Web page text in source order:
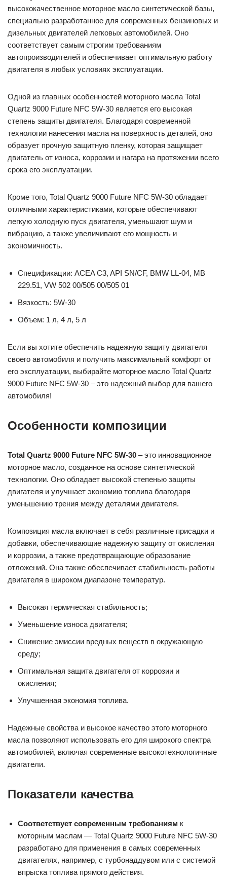
высококачественное моторное масло синтетической базы,
специально разработанное для современных бензиновых и
дизельных двигателей легковых автомобилей. Оно
соответствует самым строгим требованиям
автопроизводителей и обеспечивает оптимальную работу
двигателя в любых условиях эксплуатации.
Одной из главных особенностей моторного масла Total
Quartz 9000 Future NFC 5W-30 является его высокая
степень защиты двигателя. Благодаря современной
технологии нанесения масла на поверхность деталей, оно
образует прочную защитную пленку, которая защищает
двигатель от износа, коррозии и нагара на протяжении всего
срока его эксплуатации.
Кроме того, Total Quartz 9000 Future NFC 5W-30 обладает
отличными характеристиками, которые обеспечивают
легкую холодную пуск двигателя, уменьшают шум и
вибрацию, а также увеличивают его мощность и
экономичность.
Спецификации: ACEA C3, API SN/CF, BMW LL-04, MB
229.51, VW 502 00/505 00/505 01
Вязкость: 5W-30
Объем: 1 л, 4 л, 5 л
Если вы хотите обеспечить надежную защиту двигателя
своего автомобиля и получить максимальный комфорт от
его эксплуатации, выбирайте моторное масло Total Quartz
9000 Future NFC 5W-30 – это надежный выбор для вашего
автомобиля!
Особенности композиции
Total Quartz 9000 Future NFC 5W-30 – это инновационное
моторное масло, созданное на основе синтетической
технологии. Оно обладает высокой степенью защиты
двигателя и улучшает экономию топлива благодаря
уменьшению трения между деталями двигателя.
Композиция масла включает в себя различные присадки и
добавки, обеспечивающие надежную защиту от окисления
и коррозии, а также предотвращающие образование
отложений. Она также обеспечивает стабильность работы
двигателя в широком диапазоне температур.
Высокая термическая стабильность;
Уменьшение износа двигателя;
Снижение эмиссии вредных веществ в окружающую
среду;
Оптимальная защита двигателя от коррозии и
окисления;
Улучшенная экономия топлива.
Надежные свойства и высокое качество этого моторного
масла позволяют использовать его для широкого спектра
автомобилей, включая современные высокотехнологичные
двигатели.
Показатели качества
Соответствует современным требованиям к
моторным маслам — Total Quartz 9000 Future NFC 5W-30
разработано для применения в самых современных
двигателях, например, с турбонаддувом или с системой
впрыска топлива прямого действия.